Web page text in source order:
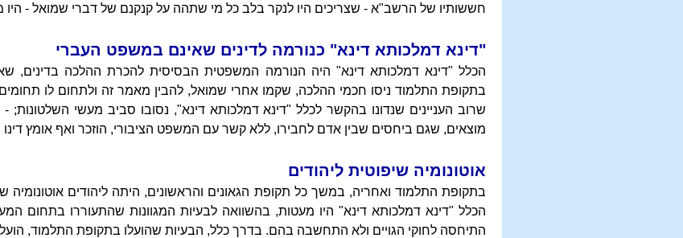
חששותיו של הרשב"א - שצריכים היו לנקר בלב כל מי שתהה על קנקנם של דברי שמואל - היו
"דינא דמלכותא דינא" כנורמה לדינים שאינם במשפט העברי
הכלל "דינא דמלכותא דינא" היה הנורמה המשפטית הבסיסית להכרת ההלכה בדינים,
בתקופת התלמוד ניסו חכמי ההלכה, שקמו אחרי שמואל, להבין מאמר זה ולתחום לו
שרוב העניינים שנדונו בהקשר לכלל "דינא דמלכותא דינא", נסובו סביב מעשי
מוצאים, שגם ביחסים שבין אדם לחבירו, ללא קשר עם המשפט הציבורי, הוזכר ואף אומץ
אוטונומיה שיפוטית ליהודים
בתקופת התלמוד ואחריה, במשך כל תקופת הגאונים והראשונים, היתה ליהודים אוטונומיה
הכלל "דינא דמלכותא דינא" היו מעטות, בהשוואה לבעיות המגוונות שהתעוררו בתחום
התיחסה לחוקי הגויים ולא התחשבה בהם. בדרך כלל, הבעיות שהועלו בתקופת התלמוד,